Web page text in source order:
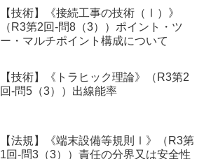
【技術】《接続工事の技術（Ⅰ）》
（R3第2回-問8（3））ポイント・ツ
ー・マルチポイント構成について
【技術】《トラヒック理論》（R3第2
回-問5（3））出線能率
【法規】《端末設備等規則Ⅰ》（R3第
1回-問3（3））責任の分界又は安全性